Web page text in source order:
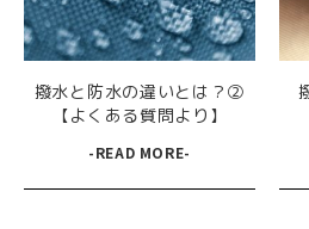
撥水と防水の違いとは？②
【よくある質問より】
-READ MORE-